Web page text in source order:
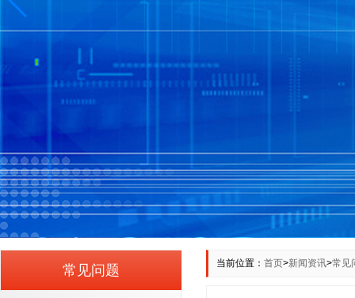
当前位置： 首页>新闻资讯>常见
常见问题